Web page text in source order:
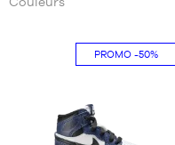
PROMO-50%